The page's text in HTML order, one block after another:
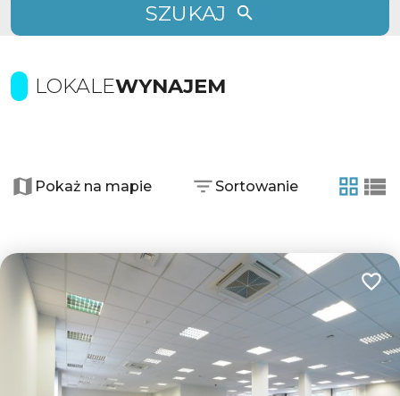
SZUKAJ
LOKALEWYNAJEM
5
6
−Pokaż na mapie Sortowanie
tabela